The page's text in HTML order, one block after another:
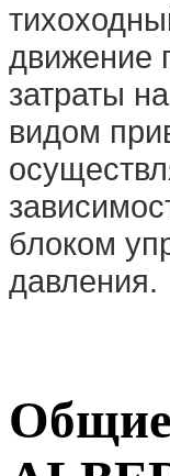
движение
затраты
видом
блоком
давления.
Общие